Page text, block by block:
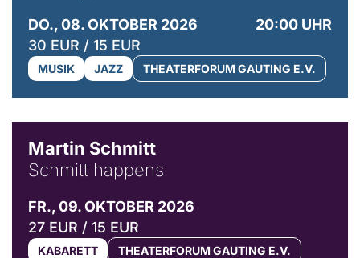
DO., 08. OKTOBER 2026
20:00 UHR
30 EUR / 15 EUR
MUSIK JAZZ THEATERFORUM GAUTING E.V.
Martin Schmitt
Schmitt happens
FR., 09. OKTOBER 2026
27 EUR / 15 EUR
KABARETT THEATERFORUM GAUTING E.V.